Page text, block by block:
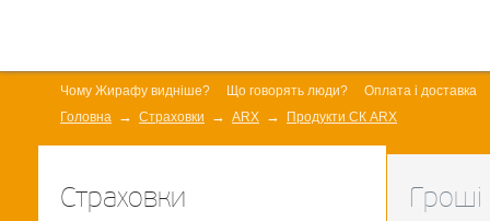
Чому Жирафу видніше? Що говорять люди?
Оплата і доставка
Головна
Страховки ARX Продукти СК ARX
Страховки Гроші